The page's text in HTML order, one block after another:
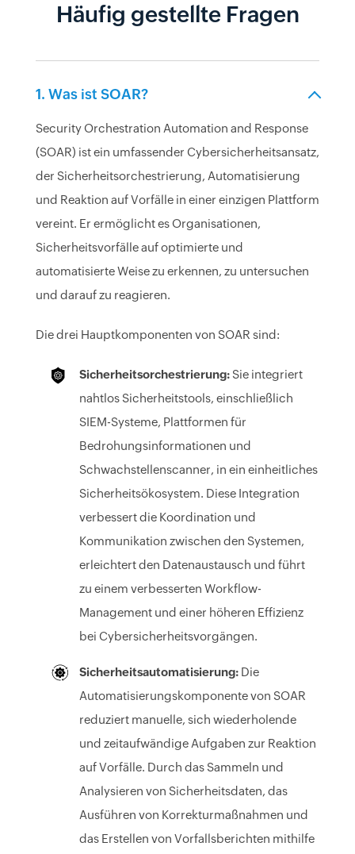
Häufig gestellte Fragen
1. Was ist SOAR?
Security Orchestration Automation and Response
(SOAR) ist ein umfassender Cybersicherheitsansatz,
der Sicherheitsorchestrierung, Automatisierung
und Reaktion auf Vorfälle in einer einzigen Plattform
vereint. Er ermöglicht es Organisationen,
Sicherheitsvorfälle auf optimierte und
automatisierte Weise zu erkennen, zu untersuchen
und darauf zu reagieren.
Die drei Hauptkomponenten von SOAR sind:
Sicherheitsorchestrierung: Sie integriert
nahtlos Sicherheitstools, einschließlich
SIEM-Systeme, Plattformen für
Bedrohungsinformationen und
Schwachstellenscanner, in ein einheitliches
Sicherheitsökosystem. Diese Integration
verbessert die Koordination und
Kommunikation zwischen den Systemen,
erleichtert den Datenaustausch und führt
zu einem verbesserten Workflow-
Management und einer höheren Effizienz
bei Cybersicherheitsvorgängen.
Sicherheitsautomatisierung: Die
Automatisierungskomponente von SOAR
reduziert manuelle, sich wiederholende
und zeitaufwändige Aufgaben zur Reaktion
auf Vorfälle. Durch das Sammeln und
Analysieren von Sicherheitsdaten, das
Ausführen von Korrekturmaßnahmen und
das Erstellen von Vorfallsberichten mithilfe